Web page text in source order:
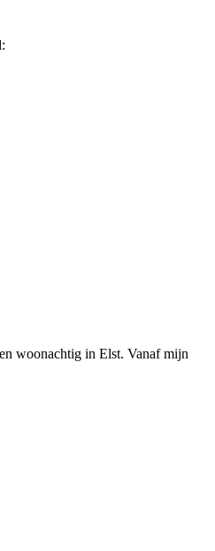
woonachtig in Elst. Vanaf mijn